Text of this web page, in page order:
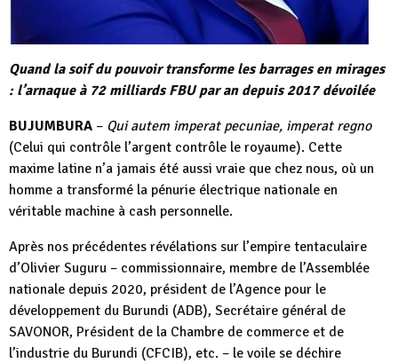
Quand la soif du pouvoir transforme les barrages en mirages
: l’arnaque à 72 milliards FBU par an depuis 2017 dévoilée
BUJUMBURA – Qui autem imperat pecuniae, imperat regno
(Celui qui contrôle l’argent contrôle le royaume). Cette
maxime latine n’a jamais été aussi vraie que chez nous, où un
homme a transformé la pénurie électrique nationale en
véritable machine à cash personnelle.
Après nos précédentes révélations sur l’empire tentaculaire
d’Olivier Suguru – commissionnaire, membre de l’Assemblée
nationale depuis 2020, président de l’Agence pour le
développement du Burundi (ADB), Secrétaire général de
SAVONOR, Président de la Chambre de commerce et de
l’industrie du Burundi (CFCIB), etc. – le voile se déchire